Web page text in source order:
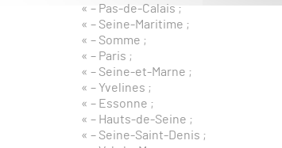
« – Pas-de-Calais ;
« – Seine-Maritime ;
« – Somme ;
« – Paris ;
« – Seine-et-Marne ;
« – Yvelines ;
« – Essonne ;
« – Hauts-de-Seine ;
« – Seine-Saint-Denis ;